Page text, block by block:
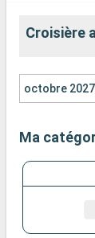
Croisière
octobre 2027
Ma